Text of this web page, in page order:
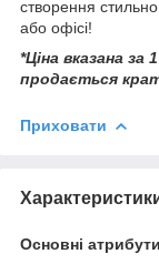
створення
або офісі!
*Ціна вказана за
продається
Приховати
Основні атрибути